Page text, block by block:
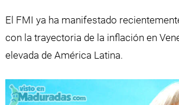
El FMI ya ha manifestado
con la trayectoria de la inflación en
elevada de América Latina.